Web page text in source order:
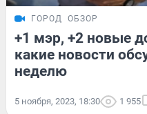
ГОРОД ОБЗОР
+1 мэр, +2 новые
какие новости
неделю
5 ноября, 2023, 18:30 1 955